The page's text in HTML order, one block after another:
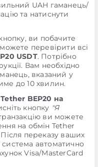
UAH гаманець/
та натиснути
ви побачите
перевірити всі
USDT. Потрібно
Вам необхідно
вказаний у
до 10 хвилин.
BEP20 на
кнопку "Я
ви можете
на обмін Tether
переказу ваших
автоматично
Visa/MasterCard